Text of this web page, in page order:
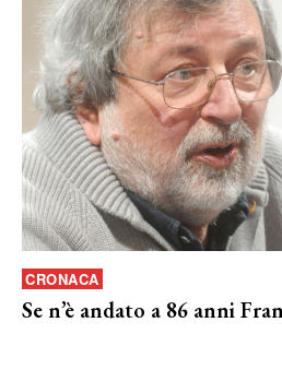
CRONACA
Se n’è andato a 86 anni